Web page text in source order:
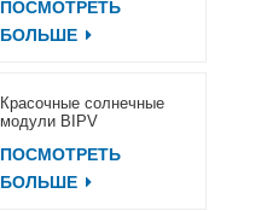
ПОСМОТРЕТЬ
БОЛЬШЕ
Красочные солнечные
модули BIPV
ПОСМОТРЕТЬ
БОЛЬШЕ